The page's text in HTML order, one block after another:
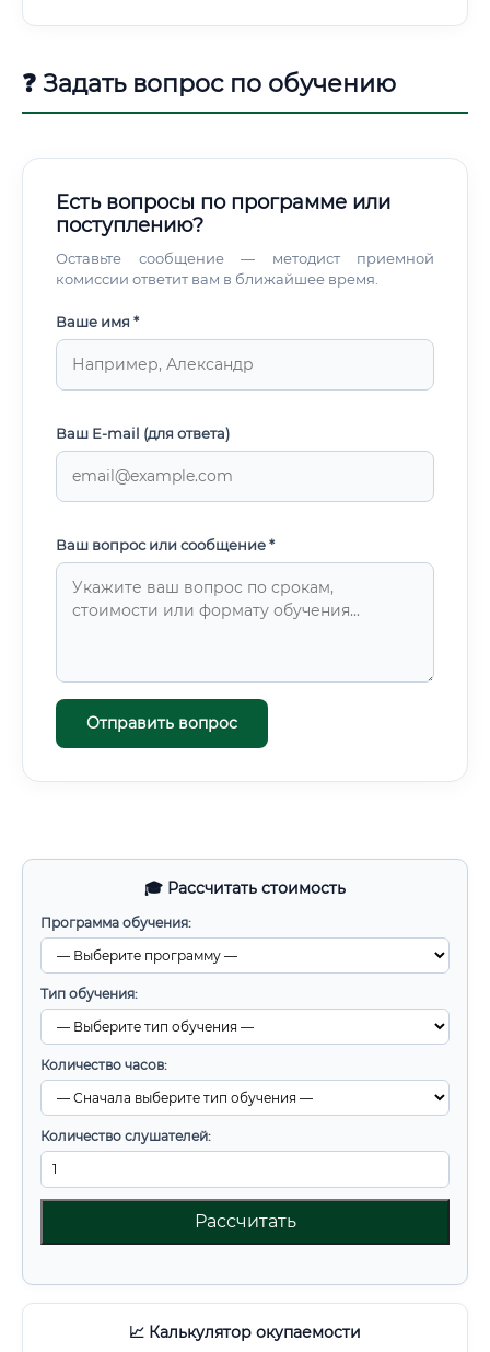
🎓 Рассчитать стоимость
Программа обучения:
Тип обучения:
Количество часов:
Количество слушателей:
Рассчитать
📈 Калькулятор окупаемости
❓ Задать вопрос по обучению
Есть вопросы по программе или
поступлению?
Оставьте сообщение — методист приемной
комиссии ответит вам в ближайшее время.
Ваше имя *
Ваш E-mail (для ответа)
Ваш вопрос или сообщение *
Отправить вопрос